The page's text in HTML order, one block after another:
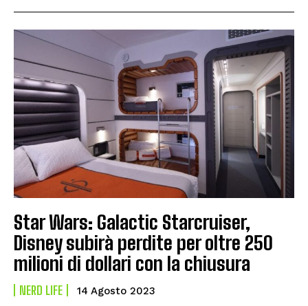
Star Wars: Galactic Starcruiser,
Disney subirà perdite per oltre 250
milioni di dollari con la chiusura
NERD LIFE 14 Agosto 2023